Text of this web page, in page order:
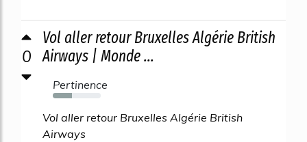
0
Vol aller retour Bruxelles Algérie British
Airways | Monde ...
Pertinence
40%
Vol aller retour Bruxelles Algérie British
Airways